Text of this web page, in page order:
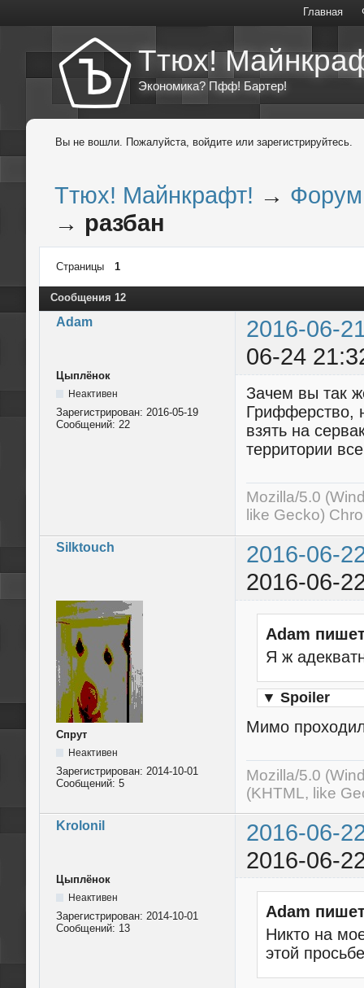
Главная
Ттюх!
Экономика? Пфф! Бартер!
Вы не вошли. Пожалуйста, войдите или зарегистрируйтесь.
Ттюх! Майнкрафт! → Форум
→ разбан
Страницы 1
Сообщения 12
Adam
2016-06-
06-24
Цыплёнок
Неактивен
Зарегистрирован: 2016-05-19
Сообщений: 22
Зачем вы так
Грифферство,
взять на
территории
Mozilla/5.0
like Gecko)
Silktouch
2016-06-
2016-06-
Спрут
Неактивен
Зарегистрирован: 2014-10-01
Сообщений: 5
Adam
Я ж
▼ Spoiler
Мимо
Mozilla/5.0
(KHTML, like
Krolonil
2016-06-
2016-06-
Цыплёнок
Неактивен
Зарегистрирован: 2014-10-01
Сообщений: 13
Adam
Никто на
этой